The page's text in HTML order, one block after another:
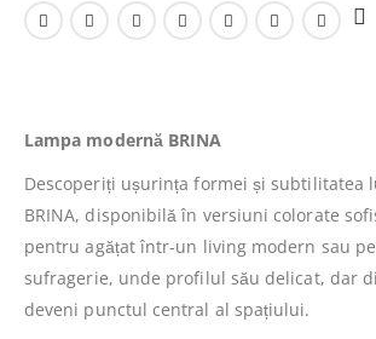
Lampa modernă BRINA
Descoperiți ușurința formei și subtilitatea
BRINA, disponibilă în versiuni colorate
pentru agățat într-un living modern sau
sufragerie, unde profilul său delicat, dar
deveni punctul central al spațiului.